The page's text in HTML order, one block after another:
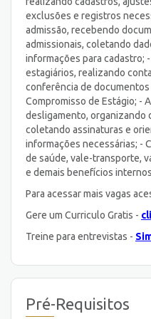
exclusões e registros
admissão, recebendo
admissionais, coletando
informações para cadastro;
estagiários, realizando
conferência de
Compromisso de Estágio; -
desligamento, organizando
coletando assinaturas e
informações necessárias; -
de saúde, vale-transporte,
e demais benefícios
Para acessar mais vagas
Gere um Curriculo Gratis -
Treine para entrevistas -
Pré-Requisitos